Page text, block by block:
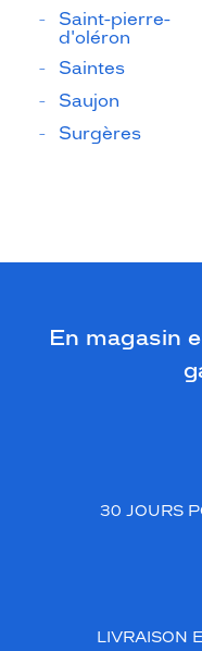
Saint-pierre-
d'oléron
Saintes
Saujon
Surgères
En magasin
30 JOURS
LIVRAISON